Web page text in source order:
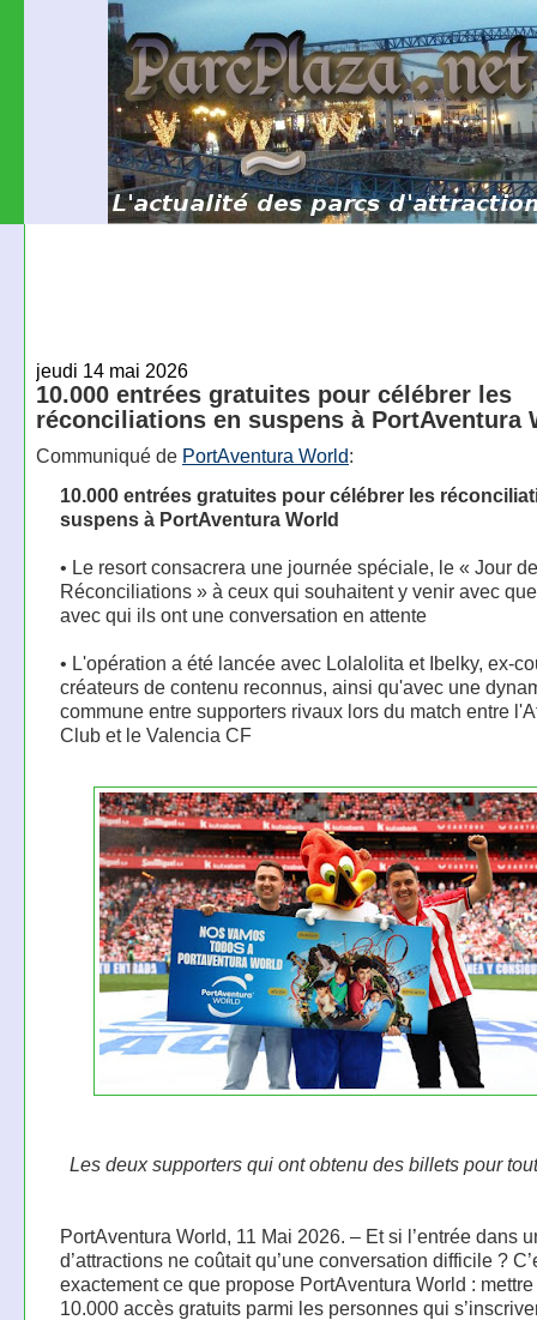
jeudi 14 mai 2026
10.000 entrées gratuites pour célébrer les
réconciliations en suspens à PortAventura
Communiqué de PortAventura World:
10.000 entrées gratuites pour célébrer les
suspens à PortAventura World
• Le resort consacrera une journée spéciale, le « Jour
Réconciliations » à ceux qui souhaitent y venir avec
avec qui ils ont une conversation en attente
• L'opération a été lancée avec Lolalolita et Ibelky, ex-
créateurs de contenu reconnus, ainsi qu'avec une
commune entre supporters rivaux lors du match entre
Club et le Valencia CF
Les deux supporters qui ont obtenu des billets pour
PortAventura World, 11 Mai 2026. – Et si l’entrée dans
d’attractions ne coûtait qu’une conversation difficile ?
exactement ce que propose PortAventura World :
10.000 accès gratuits parmi les personnes qui